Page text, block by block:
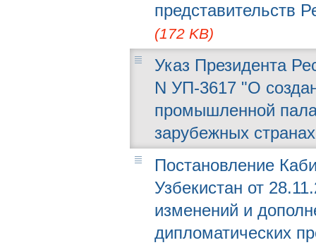
представительств
(172 KB)
Указ Президента
N УП-3617 "О
промышленной
зарубежных
Постановление
Узбекистан от
изменений и
дипломатических